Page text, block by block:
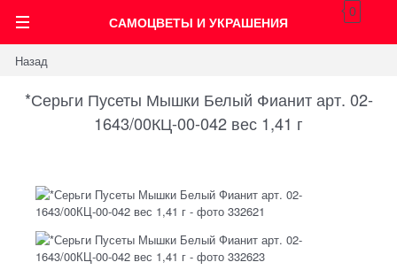
САМОЦВЕТЫ И УКРАШЕНИЯ
0
Назад
*Серьги Пусеты Мышки Белый Фианит арт. 02-
1643/00КЦ-00-042 вес 1,41 г